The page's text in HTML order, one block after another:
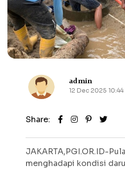
admin
12 Dec 2025 10:44
Share:
JAKARTA,PGI.OR.ID-
menghadapi kondisi